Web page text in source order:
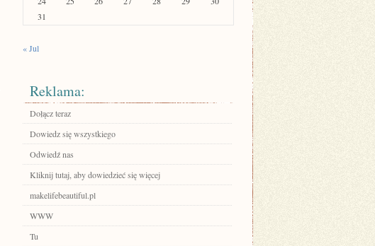
31
« Jul
Reklama:
Dołącz teraz
Dowiedz się wszystkiego
Odwiedź nas
Kliknij tutaj, aby dowiedzieć się więcej
makelifebeautiful.pl
WWW
Tu